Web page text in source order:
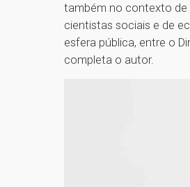
também no contexto de
cientistas sociais e de
esfera pública, entre o
completa o autor.